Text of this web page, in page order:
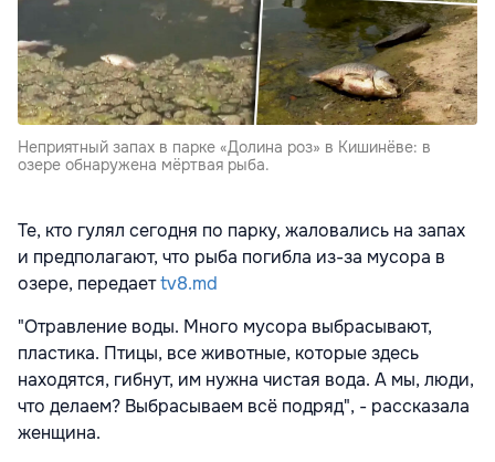
Неприятный запах в парке «Долина роз» в Кишинёве: в
озере обнаружена мёртвая рыба.
Те, кто гулял сегодня по парку, жаловались на запах
и предполагают, что рыба погибла из-за мусора в
озере, передаетtv8.md
"Отравление воды. Много мусора выбрасывают,
пластика. Птицы, все животные, которые здесь
находятся, гибнут, им нужна чистая вода. А мы, люди,
что делаем? Выбрасываем всё подряд", - рассказала
женщина.